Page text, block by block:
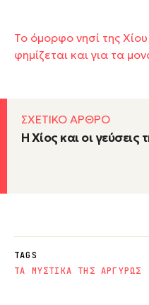
Το όμορφο νησί της
φημίζεται και για τα
ΣΧΕΤΙΚΟ ΑΡΘΡΟ
Η Χίος και οι γεύσεις
TAGS
ΤΑ ΜΥΣΤΙΚΑ ΤΗΣ ΑΡΓΥΡΩΣ